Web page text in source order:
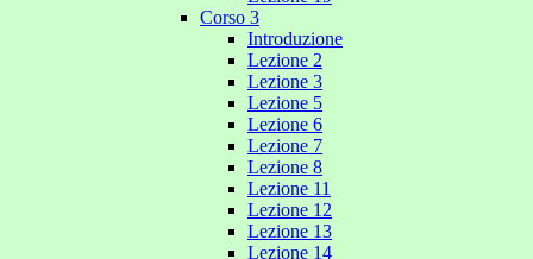
Corso 3
Introduzione
Lezione 2
Lezione 3
Lezione 5
Lezione 6
Lezione 7
Lezione 8
Lezione 11
Lezione 12
Lezione 13
Lezione 14